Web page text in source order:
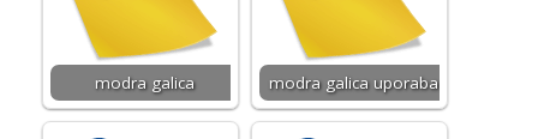
modra galica modra galica uporaba